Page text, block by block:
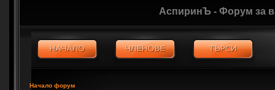
АспиринЪ - Форум за
Начало форум